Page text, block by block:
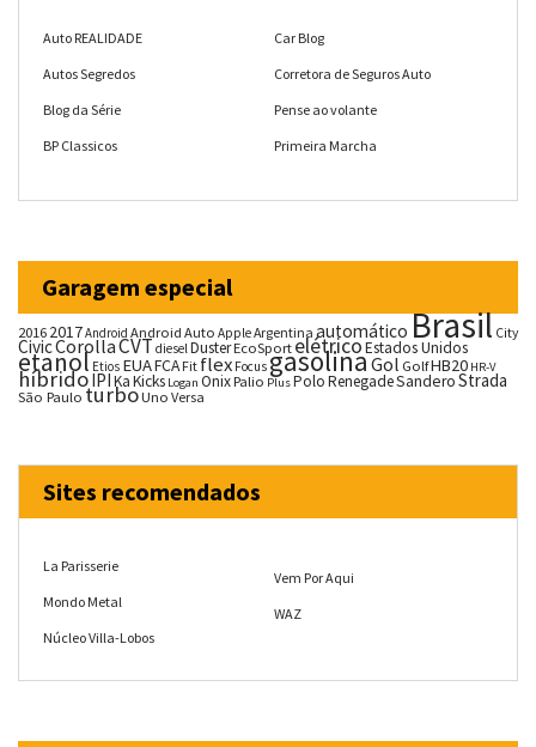
Auto REALIDADE
Autos Segredos
Blog da Série
BP Classicos
Car Blog
Corretora de Seguros Auto
Pense ao volante
Primeira Marcha
Garagem especial
20162017Android Android Auto AppleArgentina automáticoBrasil City
CivicCorollaCVTdiesel DusterEcoSportelétricoEstados Unidos
etanol Etios EUAFCA Fit flex FocusgasolinaGol GolfHB20 HR-V
híbridoIPIKaKicks Logan OnixPalio PlusPoloRenegadeSanderoStrada
São Paulo turboUno Versa
Sites recomendados
La Parisserie
Mondo Metal
Núcleo Villa-Lobos
Vem Por Aqui
WAZ